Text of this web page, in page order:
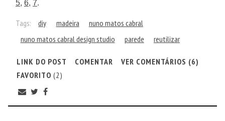
5, 6, 7.
Tags: diy madeira
nuno matos cabral
nuno matos cabral design studio
parede reutilizar
LINK DO POST COMENTAR
VER COMENTÁRIOS (6)
FAVORITO (2)